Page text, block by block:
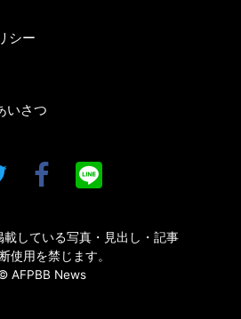
シー
いさつ
載している写真・見出し・記事
使用を禁じます。
AFPBB News